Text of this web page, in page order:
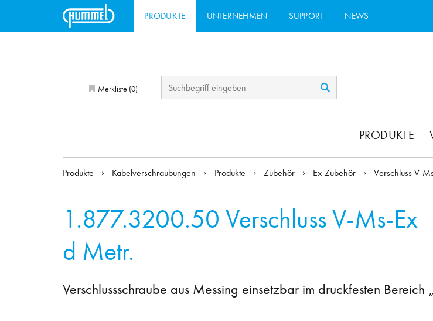
PRODUKTE UNTERNEHMEN SUPPORT NEWS
Merkliste (0)
PRODUKTE
Produkte Kabelverschraubungen Produkte Zubehör Ex-Zubehör Verschluss V-
1.877.3200.50 Verschluss V-Ms-Ex
d Metr.
Verschlussschraube aus Messing einsetzbar im druckfesten Bereich